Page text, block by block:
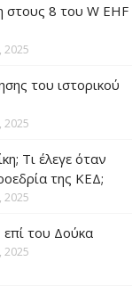
στους 8 του W EHF
2025
του ιστορικού
2025
Τι έλεγε όταν
της ΚΕΔ;
2025
επί του Δούκα
2025